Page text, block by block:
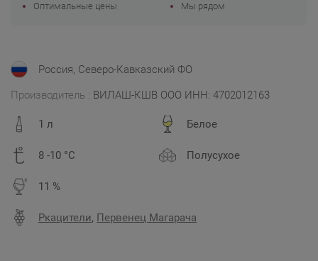
Россия, Северо-Кавказский ФО
Производитель : ВИЛАШ-КШВ ООО ИНН: 4702012163
1 л Белое
8 -10 °C Полусухое
11 %
Ркацители, Первенец Магарача
Оптимальные цены
Мы рядом